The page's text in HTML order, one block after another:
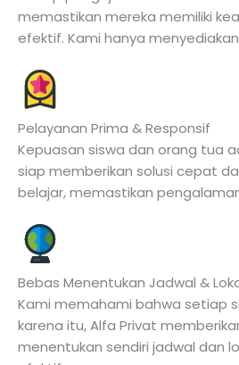
memastikan mereka memiliki
efektif. Kami hanya
Pelayanan Prima & Responsif
Kepuasan siswa dan orang tua
siap memberikan solusi cepat
belajar, memastikan
Bebas Menentukan Jadwal &
Kami memahami bahwa setiap
karena itu, Alfa Privat
menentukan sendiri jadwal dan